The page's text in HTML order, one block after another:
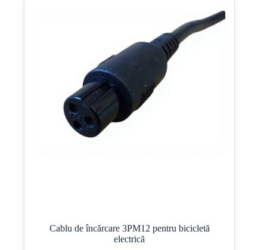
Cablu de încărcare 3PM12 pentru bicicletă
electrică